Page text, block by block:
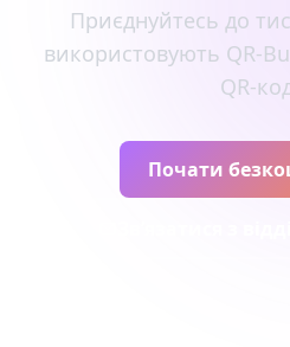
Приєднуйтесь до
використовують QR-
QR-
Почати